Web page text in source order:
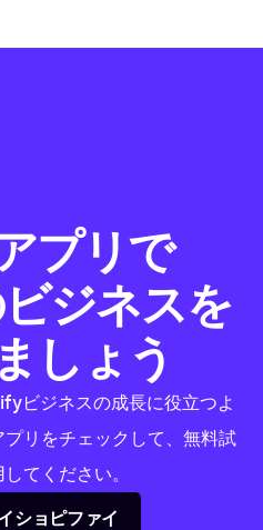
プリで
ジネスを
しょう
ビジネスの成長に役立つよ
リをチェックして、無料試
てください。
ショピファイ